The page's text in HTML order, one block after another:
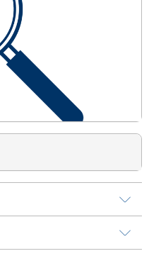
och enkelt
att använda "Hämta